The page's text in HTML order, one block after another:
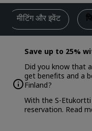
मीटिंग और इवेंट
Save up to 25%
Did you know that
get benefits and a
Finland?
With the S-
reservation. Read